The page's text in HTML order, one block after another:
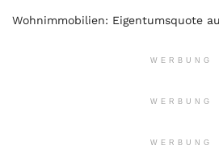
Wohnimmobilien: Eigentumsquote
WERBUNG
WERBUNG
WERBUNG